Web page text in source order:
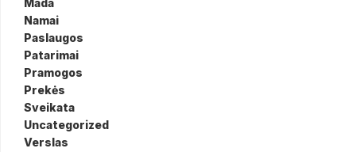
Mada
Namai
Paslaugos
Patarimai
Pramogos
Prekės
Sveikata
Uncategorized
Verslas